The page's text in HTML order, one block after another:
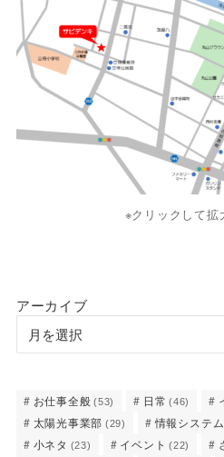
※クリックして拡
アーカイブ
お仕事全般 (53) 日常 (46)
太陽光事業部 (29) 情報システ
小ネタ (23) イベント (22)